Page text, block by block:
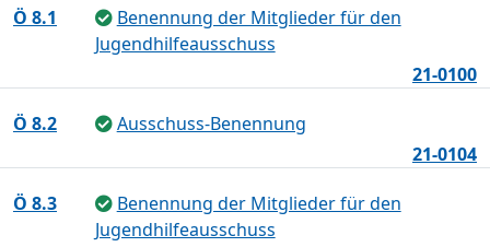
Ö 8.1
Benennung der Mitglieder für den
Jugendhilfeausschuss
21-0100
Ö 8.2
Ausschuss-Benennung
21-0104
Ö 8.3
Benennung der Mitglieder für den
Jugendhilfeausschuss